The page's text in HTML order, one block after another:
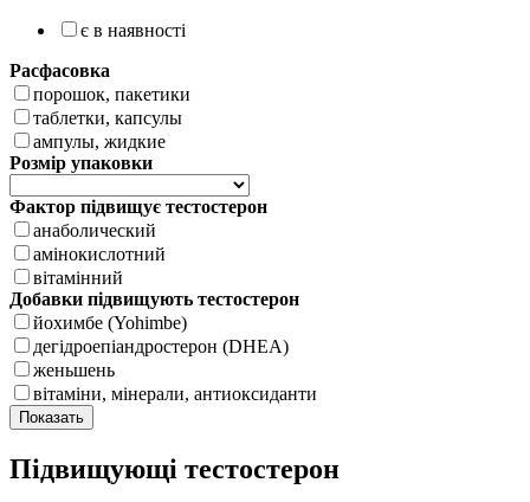
є в наявності
Расфасовка
порошок, пакетики
таблетки, капсулы
ампулы, жидкие
Розмір упаковки
Фактор підвищує тестостерон
анаболический
амінокислотний
вітамінний
Добавки підвищують тестостерон
йохимбе (Yohimbe)
дегідроепіандростерон (DHEA)
женьшень
вітаміни, мінерали, антиоксиданти
Підвищующі тестостерон